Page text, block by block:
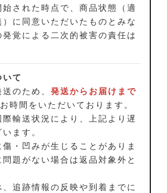
された時点で、商品状態（適
に同意いただいたものとみな
発覚による二次的被害の責任は
て
のため、 発送からお届けまで
お時間をいただいております。
際輸送状況により、上記より遅
ます。
傷・凹みが生じることがありま
題がない場合は返品対象外と
、追跡情報の反映や到着までに